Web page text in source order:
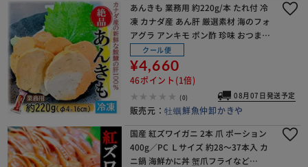
あんきも 業務用 約220g/本 たれ付 冷
凍 カナダ産 あん肝 厳選素材 海のフォ
アグラ アンキモ ポン酢 珍味 おつまみ
痛風鍋【代引き不可】
クール便
¥4,660
46ポイント(1倍)
(0) 08月07日発送予定
販売元：牡蠣鮮魚仲卸かきや
国産 紅ズワイガニ 2本 爪 ポーション
400g／PC Ｌサイズ 約28～37本入 カ
ニ鍋 海鮮かに丼 蟹爪フライなど